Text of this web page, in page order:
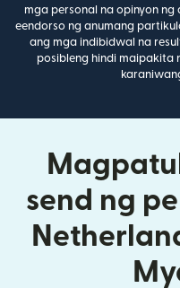
mga personal na opinyon ng
eendorso ng anumang
ang mga indibidwal na
posibleng hindi maipakita
send ng